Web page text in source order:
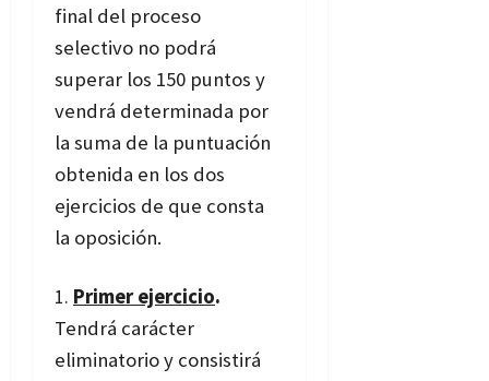
final del proceso
selectivo no podrá
superar los 150 puntos y
vendrá determinada por
la suma de la puntuación
obtenida en los dos
ejercicios de que consta
la oposición.
Primer ejercicio.
Tendrá carácter
eliminatorio y consistirá